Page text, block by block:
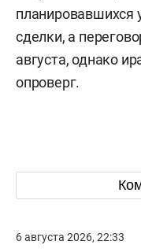
планировавшихся
сделки, а
августа, однако
опроверг.
6 августа 2026, 22:33